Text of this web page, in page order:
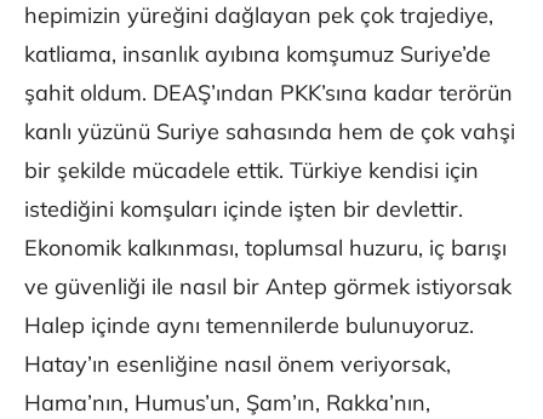
hepimizin yüreğini dağlayan pek çok trajediye,
katliama, insanlık ayıbına komşumuz Suriye’de
şahit oldum. DEAŞ’ından PKK’sına kadar terörün
kanlı yüzünü Suriye sahasında hem de çok vahşi
bir şekilde mücadele ettik. Türkiye kendisi için
istediğini komşuları içinde işten bir devlettir.
Ekonomik kalkınması, toplumsal huzuru, iç barışı
ve güvenliği ile nasıl bir Antep görmek istiyorsak
Halep içinde aynı temennilerde bulunuyoruz.
Hatay’ın esenliğine nasıl önem veriyorsak,
Hama’nın, Humus’un, Şam’ın, Rakka’nın,